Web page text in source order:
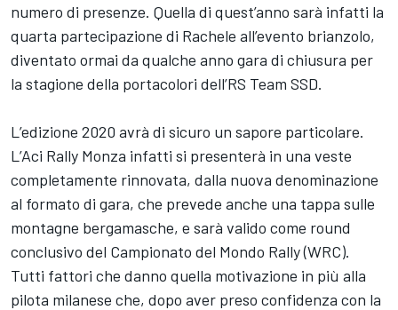
numero di presenze. Quella di quest’anno sarà infatti la
quarta partecipazione di Rachele all’evento brianzolo,
diventato ormai da qualche anno gara di chiusura per
la stagione della portacolori dell’RS Team SSD.
L’edizione 2020 avrà di sicuro un sapore particolare.
L’Aci Rally Monza infatti si presenterà in una veste
completamente rinnovata, dalla nuova denominazione
al formato di gara, che prevede anche una tappa sulle
montagne bergamasche, e sarà valido come round
conclusivo del Campionato del Mondo Rally (WRC).
Tutti fattori che danno quella motivazione in più alla
pilota milanese che, dopo aver preso confidenza con la